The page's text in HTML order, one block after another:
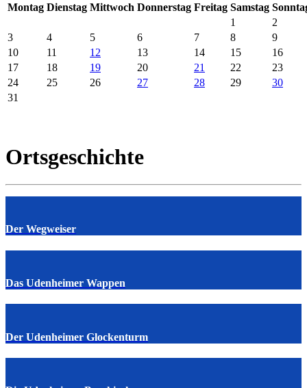
Montag Dienstag Mittwoch Donnerstag Freitag Samstag So
1
2
3
4 5 6 7 8
9
10
11 12 13 14 15
16
17
18 19 20 21 22
23
24
25 26 27 28 29
30
31
Ortsgeschichte
Der Wegweiser
Das Udenheimer Wappen
Der Udenheimer Glockenturm